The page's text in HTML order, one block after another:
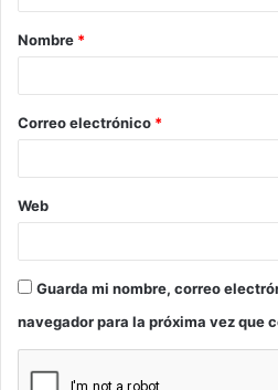
a
r
*
Nombre *
Correo electrónico *
Web
Guarda mi nombre, correo
navegador para la próxima vez que